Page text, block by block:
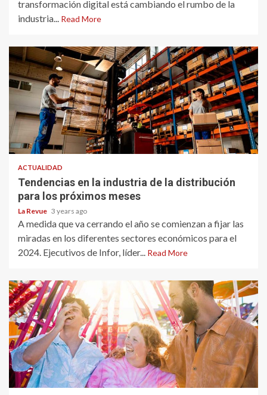
transformación digital está cambiando el rumbo de la
industria... Read More
ACTUALIDAD
Tendencias en la industria de la distribución
para los próximos meses
La Revue 3 years ago
A medida que va cerrando el año se comienzan a fijar las
miradas en los diferentes sectores económicos para el
2024. Ejecutivos de Infor, líder... Read More